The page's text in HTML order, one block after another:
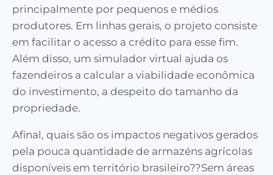
principalmente por pequenos e médios
produtores. Em linhas gerais, o projeto consiste
em facilitar o acesso a crédito para esse fim.
Além disso, um simulador virtual ajuda os
fazendeiros a calcular a viabilidade econômica
do investimento, a despeito do tamanho da
propriedade.
Afinal, quais são os impactos negativos gerados
pela pouca quantidade de armazéns agrícolas
disponíveis em território brasileiro??Sem áreas